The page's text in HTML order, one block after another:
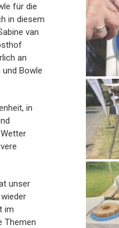
für die
in diesem
van
an
Bowle
in
unser
im
Themen